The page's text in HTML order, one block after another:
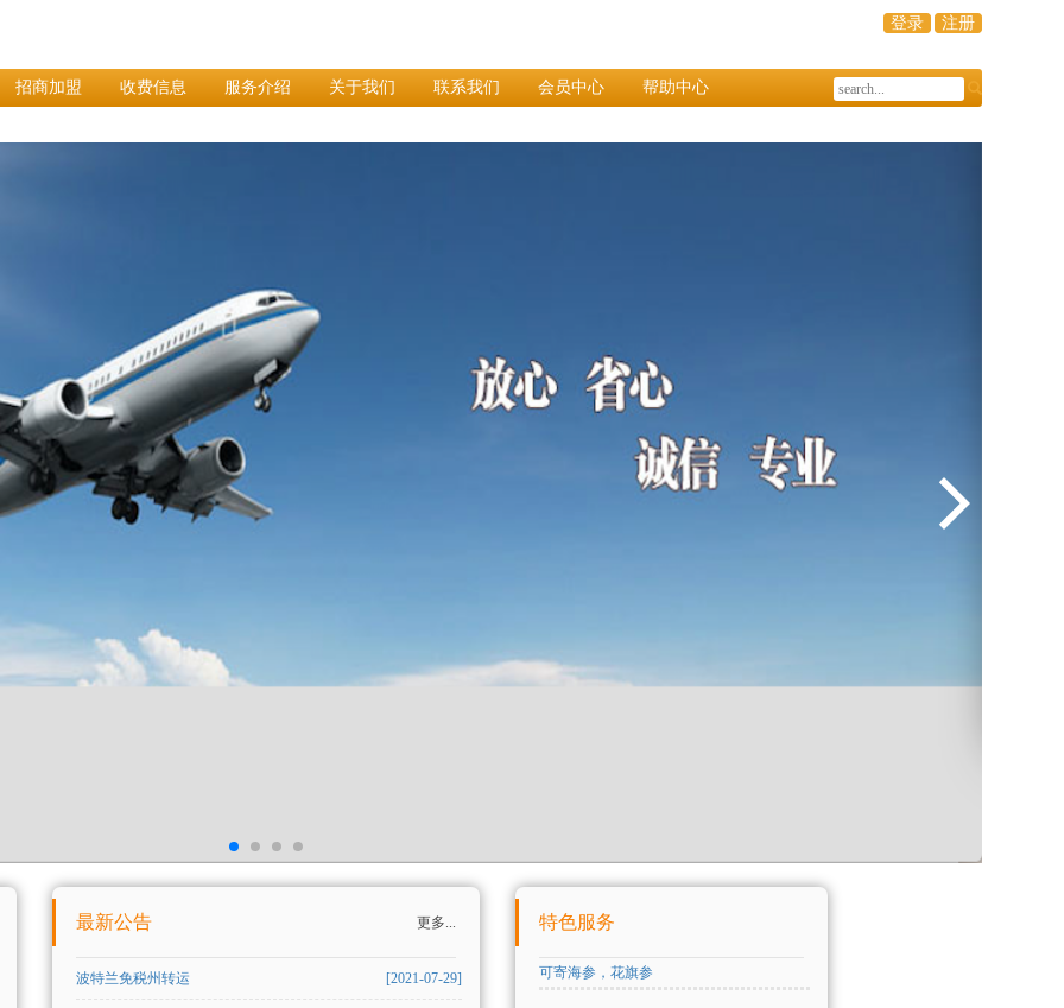
登录 注册
招商加盟 收费信息 服务介绍 关于我们 联系我们 会员中心 帮助中心
最新公告 更多...
波特兰免税州转运 [2021-07-29]
特色服务
可寄海参，花旗参